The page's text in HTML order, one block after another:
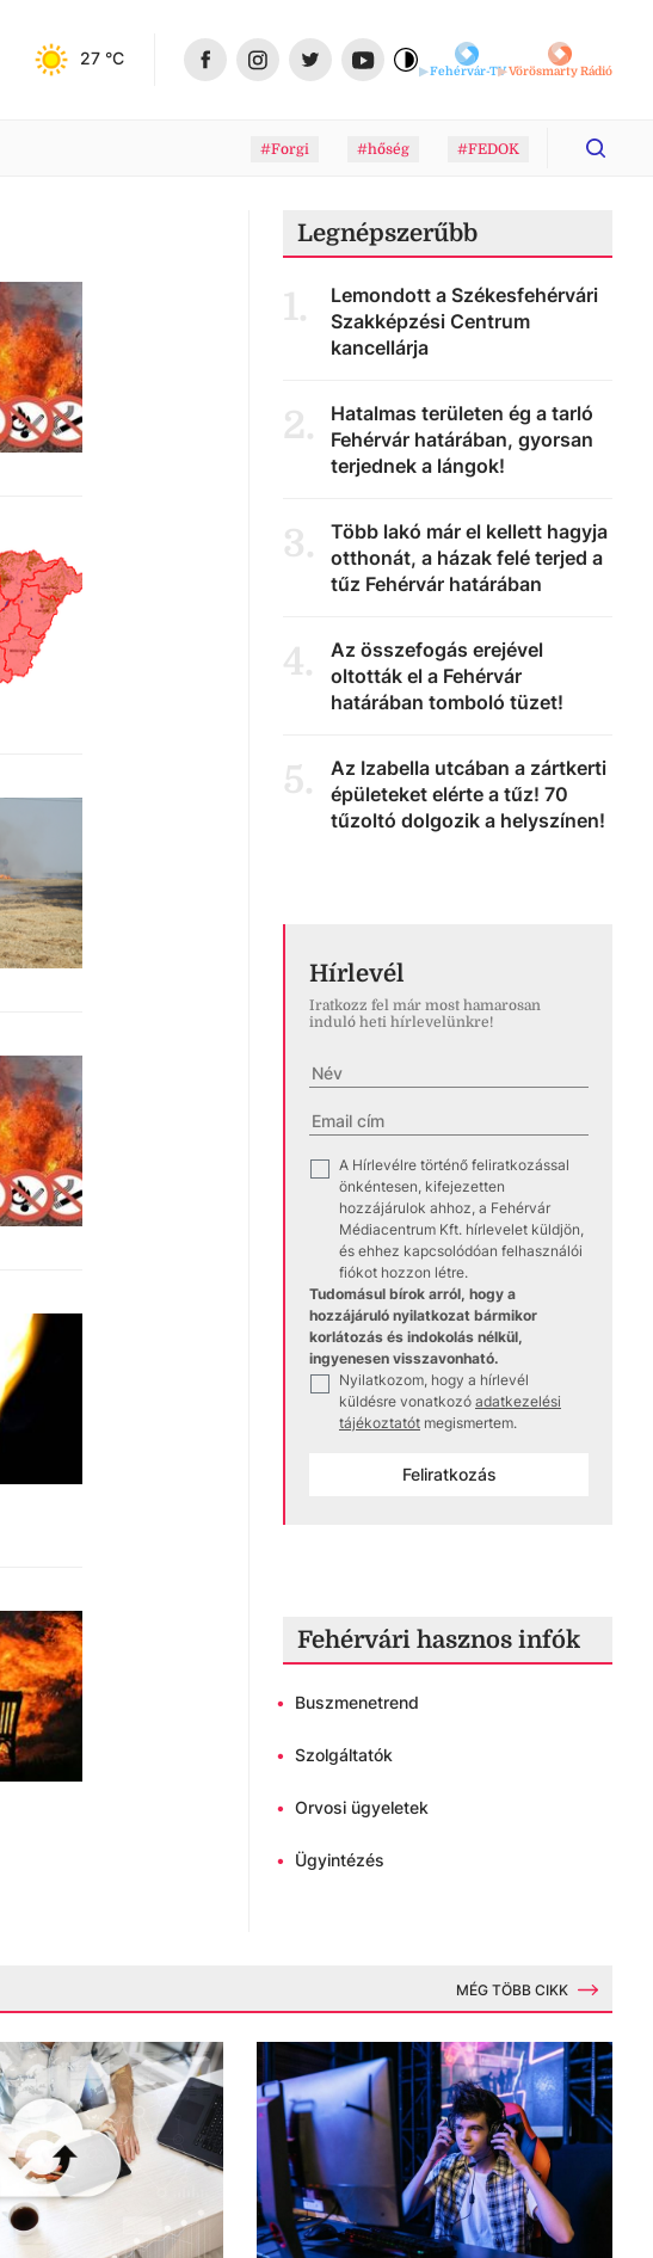
27 °C
Fehérvár-TVVörösmarty Rádió
#Forgi #hőség #FEDOK
Legnépszerűbb
1.
Lemondott a Székesfehérvári
Szakképzési Centrum
kancellárja
2.
Hatalmas területen ég a tarló
Fehérvár határában, gyorsan
terjednek a lángok!
3.
Több lakó már el kellett hagyja
otthonát, a házak felé terjed a
tűz Fehérvár határában
4.
Az összefogás erejével
oltották el a Fehérvár
határában tomboló tüzet!
5.
Az Izabella utcában a zártkerti
épületeket elérte a tűz! 70
tűzoltó dolgozik a helyszínen!
Hírlevél
Iratkozz fel már most hamarosan
induló heti hírlevelünkre!
A Hírlevélre történő feliratkozással
önkéntesen, kifejezetten
hozzájárulok ahhoz, a Fehérvár
Médiacentrum Kft. hírlevelet küldjön,
és ehhez kapcsolódóan felhasználói
fiókot hozzon létre.
Tudomásul bírok arról, hogy a
hozzájáruló nyilatkozat bármikor
korlátozás és indokolás nélkül,
ingyenesen visszavonható.
Nyilatkozom, hogy a hírlevél
küldésre vonatkozó adatkezelési
tájékoztatót megismertem.
Feliratkozás
Fehérvári hasznos infók
• Buszmenetrend
• Szolgáltatók
• Orvosi ügyeletek
• Ügyintézés
MÉG TÖBB CIKK